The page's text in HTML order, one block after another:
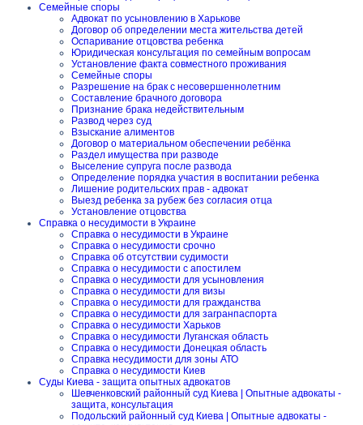
Семейные споры
Адвокат по усыновлению в Харькове
Договор об определении места жительства детей
Оспаривание отцовства ребенка
Юридическая консультация по семейным вопросам
Установление факта совместного проживания
Семейные споры
Разрешение на брак с несовершеннолетним
Составление брачного договора
Признание брака недействительным
Развод через суд
Взыскание алиментов
Договор о материальном обеспечении ребёнка
Раздел имущества при разводе
Выселение супруга после развода
Определение порядка участия в воспитании ребенка
Лишение родительских прав - адвокат
Выезд ребенка за рубеж без согласия отца
Установление отцовства
Справка о несудимости в Украине
Справка о несудимости в Украине
Справка о несудимости срочно
Справка об отсутствии судимости
Справка о несудимости с апостилем
Справка о несудимости для усыновления
Справка о несудимости для визы
Справка о несудимости для гражданства
Справка о несудимости для загранпаспорта
Справка о несудимости Харьков
Справка о несудимости Луганская область
Справка о несудимости Донецкая область
Справка несудимости для зоны АТО
Справка о несудимости Киев
Суды Киева - защита опытных адвокатов
Шевченковский районный суд Киева | Опытные адвокаты -
защита, консультация
Подольский районный суд Киева | Опытные адвокаты -